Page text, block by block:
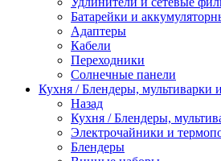
Батарейки и
Адаптеры
Кабели
Переходники
Солнечные панели
Кухня / Блендеры, мультиварки
Назад
Кухня / Блендеры,
Электрочайники и
Блендеры